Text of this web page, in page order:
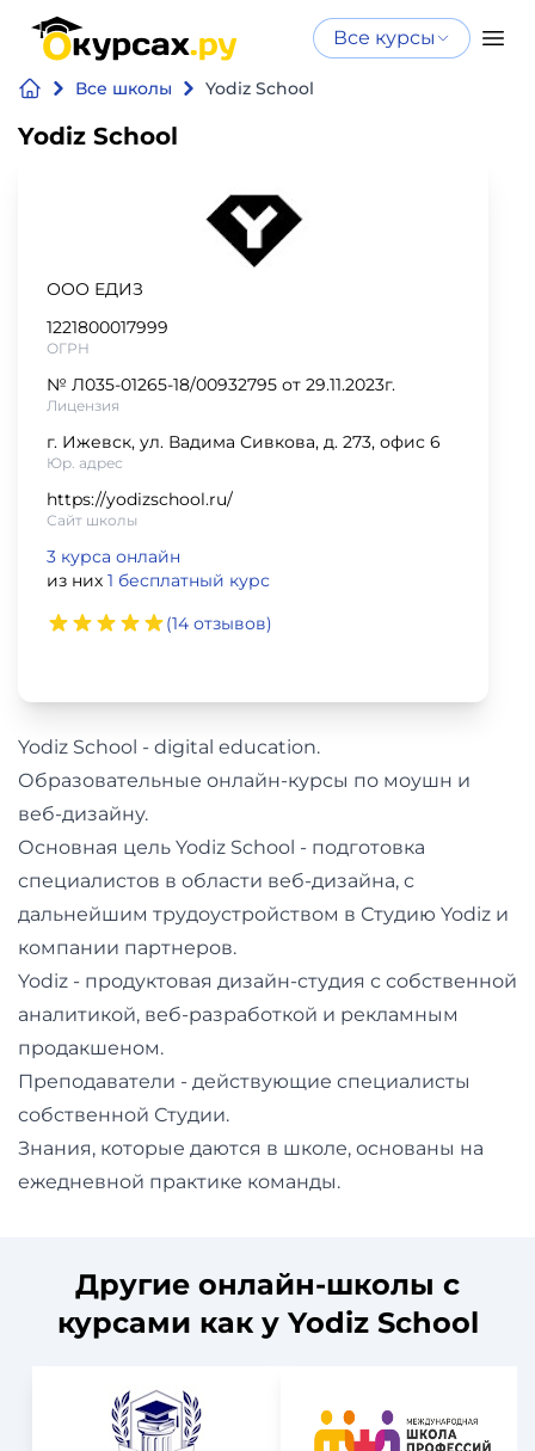
Все курсы
Все школы Yodiz School
Yodiz School
ООО ЕДИЗ
1221800017999
ОГРН
№ Л035-01265-18/00932795 от 29.11.2023г.
Лицензия
г. Ижевск, ул. Вадима Сивкова, д. 273, офис 6
Юр. адрес
https://yodizschool.ru/
Сайт школы
3 курса онлайн
из них 1 бесплатный курс
(14 отзывов)
Yodiz School - digital education.
Образовательные онлайн-курсы по моушн и
веб-дизайну.
Основная цель Yodiz School - подготовка
специалистов в области веб-дизайна, с
дальнейшим трудоустройством в Студию Yodiz и
компании партнеров.
Yodiz - продуктовая дизайн-студия с собственной
аналитикой, веб-разработкой и рекламным
продакшеном.
Преподаватели - действующие специалисты
собственной Студии.
Знания, которые даются в школе, основаны на
ежедневной практике команды.
Другие онлайн-школы с
курсами как у Yodiz School
Нейросеть
и
финансы
Дизайн
Аналитика
Видео,
аудио
Маркетинг
Иностранный
язык
Для
детей
Красота,
здоровье,
фитнес
Психология
и
саморазвитие
Прочее
Тесты
на
интеллекту
Курсы по нейросетям
Бесплатно